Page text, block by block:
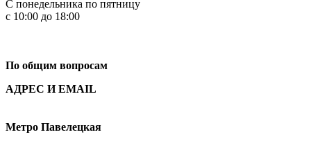
С понедельника по пятницу
с 10:00 до 18:00
По общим вопросам
АДРЕС И EMAIL
Метро Павелецкая